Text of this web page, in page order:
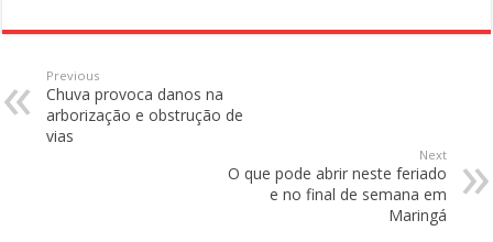
Previous
Chuva provoca danos na
arborização e obstrução de
vias
Next
O que pode abrir neste feriado
e no final de semana em
Maringá